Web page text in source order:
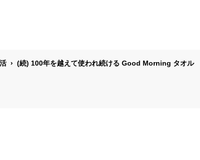
(続) 100年を越えて使われ続ける Good Morning タオル